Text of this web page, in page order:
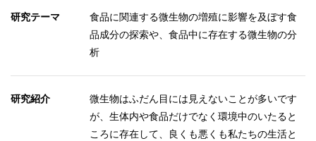
研究テーマ
食品に関連する微生物の増殖に影響を及ぼす食
品成分の探索や、食品中に存在する微生物の分
析
研究紹介
微生物はふだん目には見えないことが多いです
が、生体内や食品だけでなく環境中のいたると
ころに存在して、良くも悪くも私たちの生活と